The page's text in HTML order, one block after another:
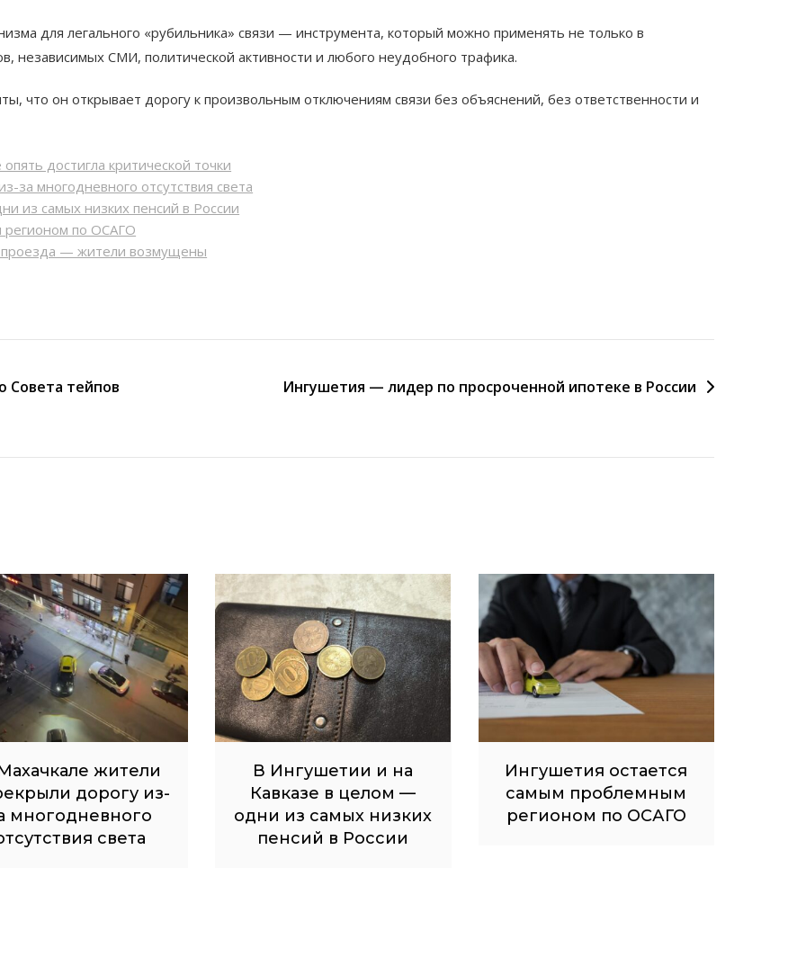
для легального «рубильника» связи — инструмента, который можно применять не только в
независимых СМИ, политической активности и любого неудобного трафика.
что он открывает дорогу к произвольным отключениям связи без объяснений, без ответственности и
достигла критической точки
за многодневного отсутствия света
из самых низких пенсий в России
регионом по ОСАГО
проезда — жители возмущены
Совета тейпов
Ингушетия — лидер по просроченной ипотеке в России
жители
дорогу из-
многодневного
света
В Ингушетии и на
Кавказе в целом —
одни из самых низких
пенсий в России
Ингушетия остается
самым проблемным
регионом по ОСАГО